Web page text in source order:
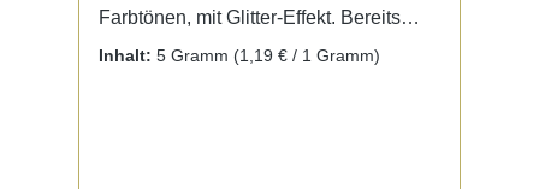
Farbtönen, mit Glitter-Effekt. Bereits
fertig zur Benutzung mit Liquid. Kein
Inhalt: 5 Gramm (1,19 € / 1 Gramm)